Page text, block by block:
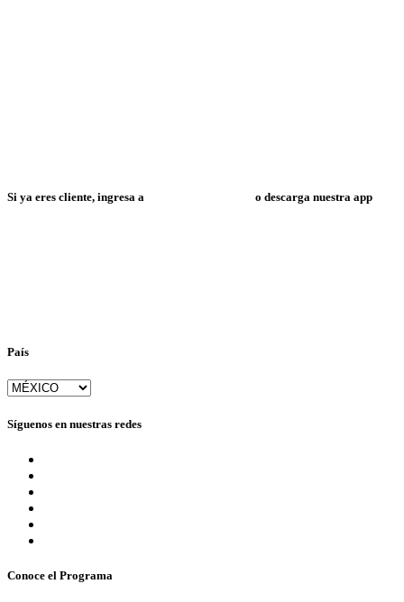
Si ya eres cliente, ingresa a o descarga nuestra app
País
Síguenos en nuestras redes
Conoce el Programa